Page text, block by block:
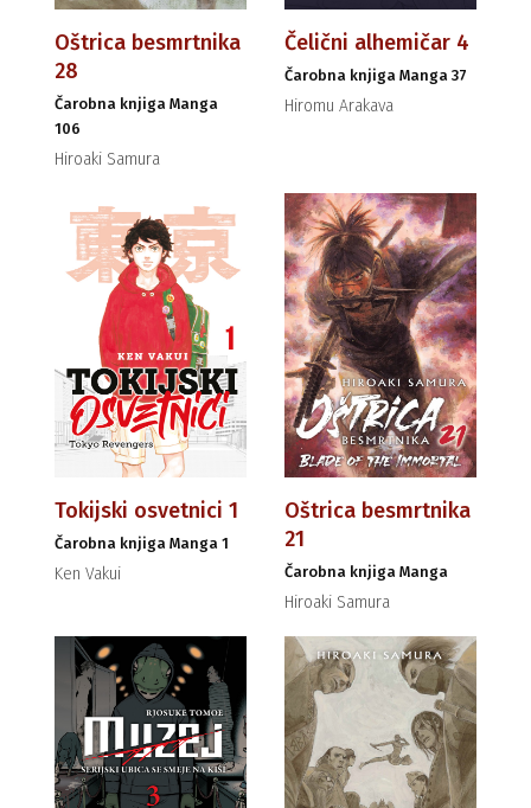
Oštrica besmrtnika
28
Čarobna knjiga Manga
106
Hiroaki Samura
Čelični alhemičar 4
Čarobna knjiga Manga 37
Hiromu Arakava
Tokijski osvetnici 1
Čarobna knjiga Manga 1
Ken Vakui
Oštrica besmrtnika
21
Čarobna knjiga Manga
Hiroaki Samura